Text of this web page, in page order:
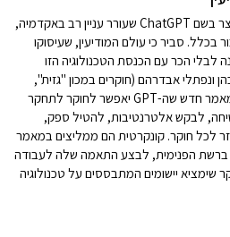
בשנה האחרונה נחשף העולם למוצר בשם ChatGPT שעורר עניין רב באקדמיה,
בכלל. סביר כי עולם המודיעין, שעיסוקו
לבלי הכר עם הכנסת הטכנולוגיה הזו
ונפתלי אבדרהם (חוקרים במכון "גזית",
חטיבת המחקר באמ"ן) טוענים במאמר חדש שה-GPT יאפשר לחוקר לתחקר
לבקש אלטרנטיבות, להטיל ספק,
לכל חוקר. קונקרטית הם ממליצים במאמר
ברשת הפנימית, לבצע התאמה שלה לעבודה
שימציא יישומים המתבססים על טכנולוגיה